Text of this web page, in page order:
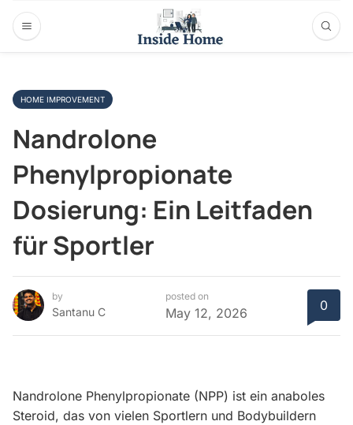
HOME IMPROVEMENT
Nandrolone
Phenylpropionate
Dosierung: Ein Leitfaden
für Sportler
by
Santanu C
posted on
May 12, 2026 0
Nandrolone Phenylpropionate (NPP) ist ein anaboles
Steroid, das von vielen Sportlern und Bodybuildern